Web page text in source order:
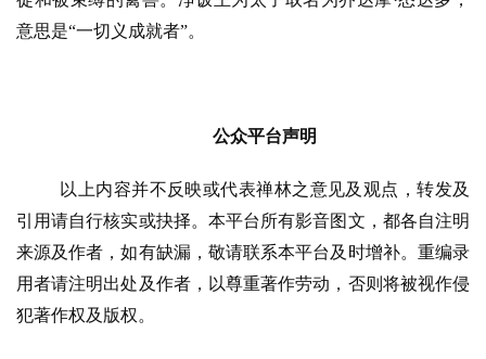
意思是“一切义成就者”。
公众平台声明
以上内容并不反映或代表禅林之意见及观点，转发及
引用请自行核实或抉择。本平台所有影音图文，都各自注明
来源及作者，如有缺漏，敬请联系本平台及时增补。重编录
用者请注明出处及作者，以尊重著作劳动，否则将被视作侵
犯著作权及版权。